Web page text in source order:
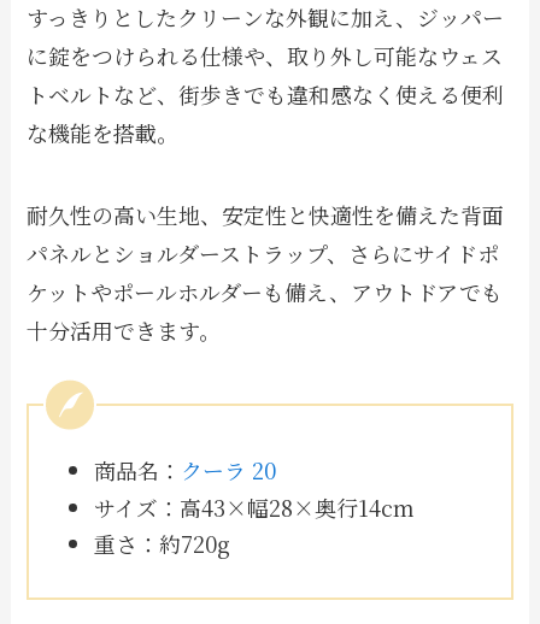
すっきりとしたクリーンな外観に加え、ジッパー
に錠をつけられる仕様や、取り外し可能なウェス
トベルトなど、街歩きでも違和感なく使える便利
な機能を搭載。
耐久性の高い生地、安定性と快適性を備えた背面
パネルとショルダーストラップ、さらにサイドポ
ケットやポールホルダーも備え、アウトドアでも
十分活用できます。
商品名： クーラ 20
サイズ：高43×幅28×奥行14cm
重さ：約720g